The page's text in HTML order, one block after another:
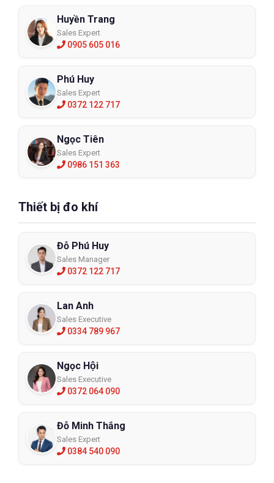
Huyền Trang
Sales Expert
0905 605 016
Phú Huy
Sales Expert
0372 122 717
Ngọc Tiên
Sales Expert
0986 151 363
Thiết bị đo khí
Đỗ Phú Huy
Sales Manager
0372 122 717
Lan Anh
Sales Executive
0334 789 967
Ngọc Hội
Sales Executive
0372 064 090
Đỗ Minh Thắng
Sales Expert
0384 540 090